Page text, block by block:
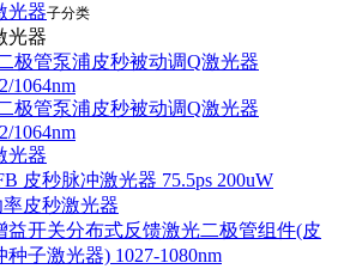
光器子分类
光器
极管泵浦皮秒被动调Q激光器
1064nm
极管泵浦皮秒被动调Q激光器
1064nm
光器
皮秒脉冲激光器 75.5ps 200uW
率皮秒激光器
益开关分布式反馈激光二极管组件(皮
子激光器) 1027-1080nm